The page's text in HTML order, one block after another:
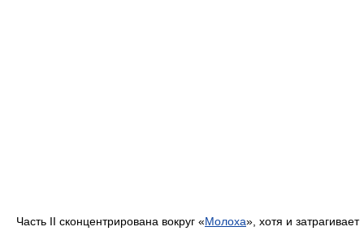
жертвы поколения Гинзберга обществу «холодной войны»[19];